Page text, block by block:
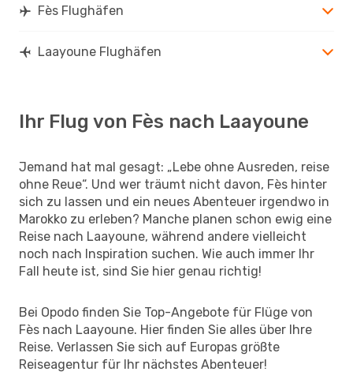
Fès Flughäfen
Laayoune Flughäfen
Ihr Flug von Fès nach Laayoune
Jemand hat mal gesagt: „Lebe ohne Ausreden, reise
ohne Reue“. Und wer träumt nicht davon, Fès hinter
sich zu lassen und ein neues Abenteuer irgendwo in
Marokko zu erleben? Manche planen schon ewig eine
Reise nach Laayoune, während andere vielleicht
noch nach Inspiration suchen. Wie auch immer Ihr
Fall heute ist, sind Sie hier genau richtig!
Bei Opodo finden Sie Top-Angebote für Flüge von
Fès nach Laayoune. Hier finden Sie alles über Ihre
Reise. Verlassen Sie sich auf Europas größte
Reiseagentur für Ihr nächstes Abenteuer!